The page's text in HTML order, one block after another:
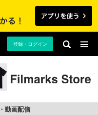
登録・ログイン
動画配信